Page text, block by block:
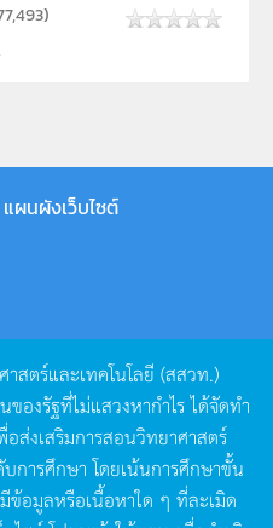
)
แผนผังเว็บไซต์
สตร์และเทคโนโลยี (สสวท.)
ของรัฐที่ไม่แสวงหากำไรได้จัดทำ
อส่งเสริมการสอนวิทยาศาสตร์
การศึกษา โดยเน้นการศึกษาขั้น
อมูลหรือเนื้อหาใด ๆ ที่ละเมิด